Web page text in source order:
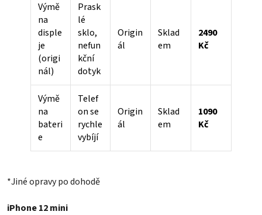
Výmě
na
disple
je
(origi
nál)
Prask
lé
sklo,
nefun
kční
dotyk
Origin
ál
Sklad
em
2490
Kč
Výmě
na
bateri
e
Telef
on se
rychle
vybíjí
Origin
ál
Sklad
em
1090
Kč
*Jiné opravy po dohodě
iPhone 12 mini